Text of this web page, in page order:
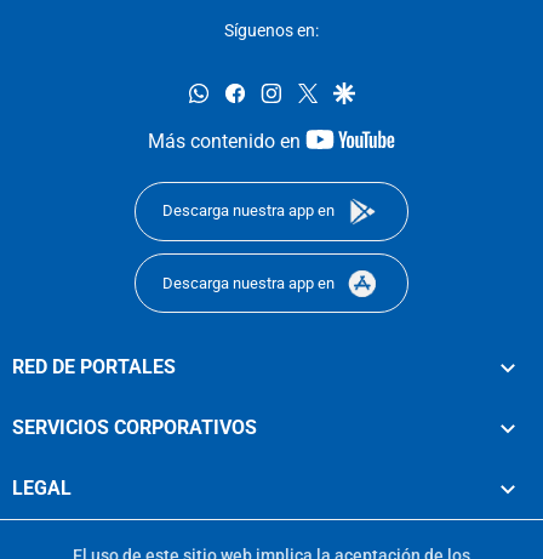
Síguenos en:
whatsappfacebookinstagram
twittergoogle
Más contenido en
youtube-
Descarga nuestra app en
Descarga nuestra app en
RED DE PORTALES
SERVICIOS CORPORATIVOS
LEGAL